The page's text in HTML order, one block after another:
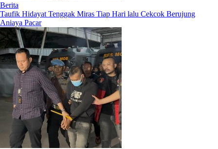
Berita
Taufik Hidayat Tenggak Miras Tiap Hari lalu Cekcok Berujung
Aniaya Pacar